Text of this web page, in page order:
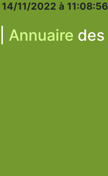
14/11/2022 à 11:08:56
Annuaire